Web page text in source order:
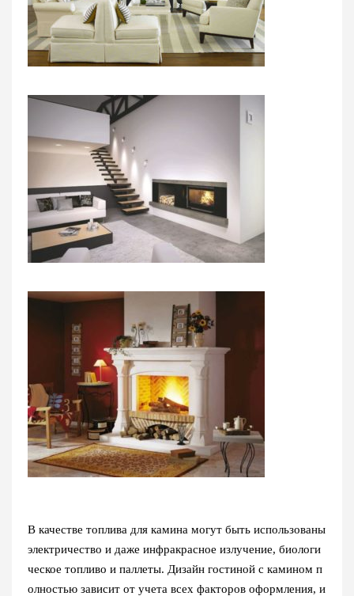
В качестве топлива для камина могут быть использованы
электричество и даже инфракрасное излучение, биологи
ческое топливо и паллеты. Дизайн гостиной с камином п
олностью зависит от учета всех факторов оформления, и